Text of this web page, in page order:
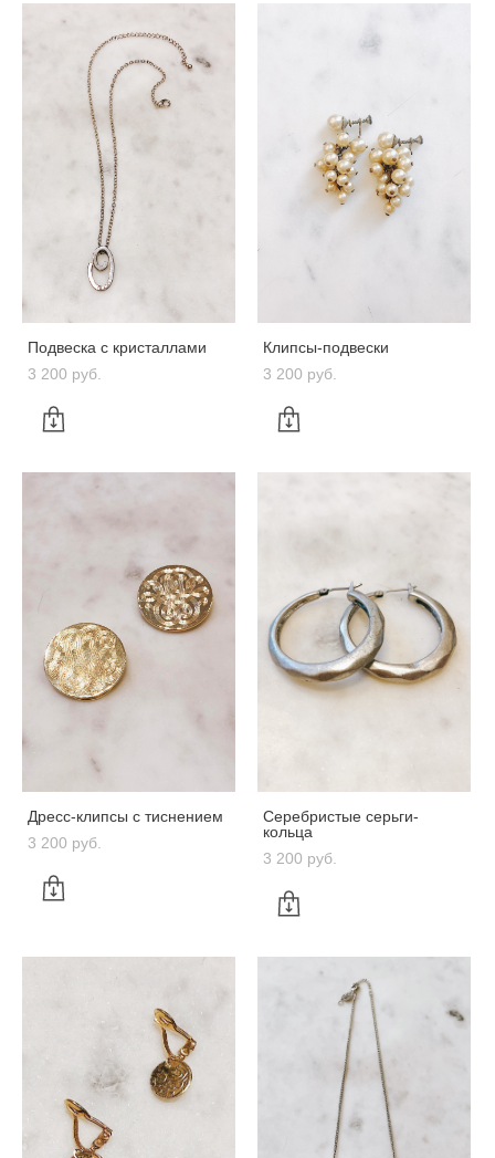
Подвеска с кристаллами
3 200 pуб.
Клипсы-подвески
3 200 pуб.
Дресс-клипсы с тиснением
3 200 pуб.
Серебристые серьги-
кольца
3 200 pуб.